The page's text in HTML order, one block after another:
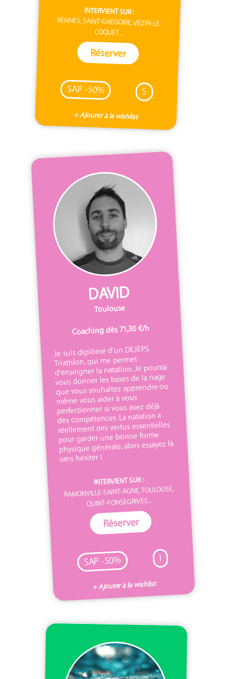
INTERVIENT SUR :
RENNES, SAINT-GRÉGOIRE, VEZIN-LE-
COQUET...
Réserver
SAP -50% S
+ Ajouter à la wishlist
DAVID
Toulouse
Coaching dès 71,30 €/h
Je suis diplômé d'un DEJEPS
Triathlon, qui me permet
d'enseigner la natation. Je pourrai
vous donner les bases de la nage
que vous souhaitez apprendre ou
même vous aider à vous
perfectionner si vous avez déjà
des compétences. La natation a
réellement des vertus essentielles
pour garder une bonne forme
physique générale, alors essayez là
sans hésiter !
INTERVIENT SUR :
RAMONVILLE-SAINT-AGNE, TOULOUSE,
QUINT-FONSEGRIVES...
Réserver
SAP -50% I
+ Ajouter à la wishlist